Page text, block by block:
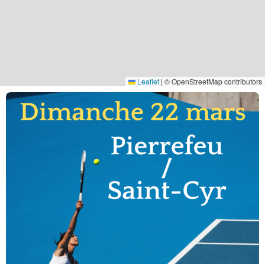
Leaflet | © OpenStreetMap contributors